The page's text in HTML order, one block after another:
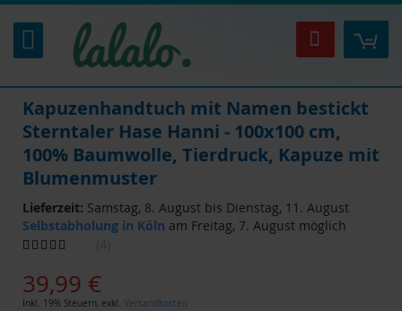
Inhalt
springen
Suche
Kapuzenhandtuch mit Namen bestickt
Sterntaler Hase Hanni - 100x100 cm,
100% Baumwolle, Tierdruck, Kapuze mit
Blumenmuster
Lieferzeit: Samstag, 8. August bis Dienstag, 11. August
Selbstabholung in Köln am Freitag, 7. August möglich
Bewertung:
39,99 €
Inkl. 19% Steuern, exkl. Versandkosten